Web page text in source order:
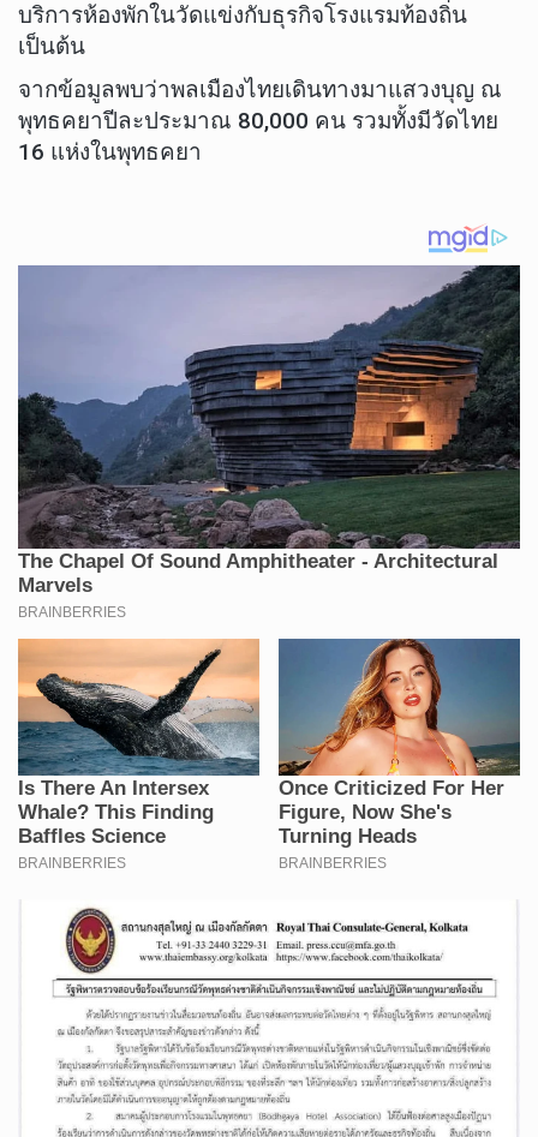
บริการห้องพักในวัดแข่งกับธุรกิจโรงแรมท้องถิ่น
เป็นต้น
จากข้อมูลพบว่าพลเมืองไทยเดินทางมาแสวงบุญ ณ
พุทธคยาปีละประมาณ 80,000 คน รวมทั้งมีวัดไทย
16 แห่งในพุทธคยา